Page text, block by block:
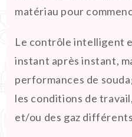
matériau pour
Le contrôle intelligent
instant après instant,
performances de
les conditions de
et/ou des gaz